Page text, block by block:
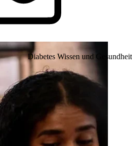
Diabetes Wissen und Gesundheit